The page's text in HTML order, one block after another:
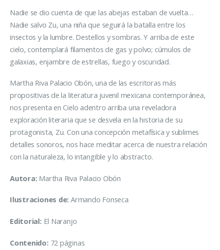
Nadie se dio cuenta de que las abejas estaban de vuelta…
Nadie salvo Zu, una niña que seguirá la batalla entre los
insectos y la lumbre. Destellos y sombras. Y arriba de este
cielo, contemplará filamentos de gas y polvo; cúmulos de
galaxias, enjambre de estrellas, fuego y oscuridad.
Martha Riva Palacio Obón, una de las escritoras más
propositivas de la literatura juvenil mexicana contemporánea,
nos presenta en Cielo adentro arriba una reveladora
exploración literaria que se desvela en la historia de su
protagonista, Zu. Con una concepción metafísica y sublimes
detalles sonoros, nos hace meditar acerca de nuestra relación
con la naturaleza, lo intangible y lo abstracto.
Autora: Martha Riva Palacio Obón
Ilustraciones de: Armando Fonseca
Editorial: El Naranjo
Contenido: 72 páginas